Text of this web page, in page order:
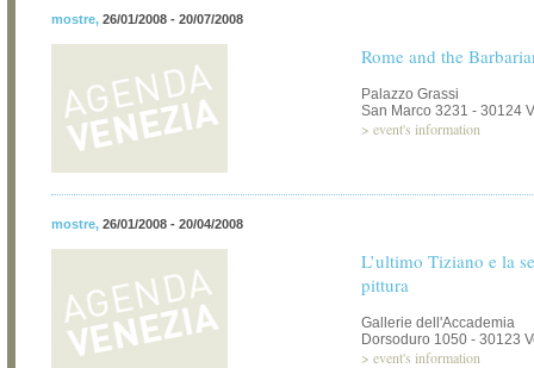
mostre, 26/01/2008 - 20/07/2008
Rome and the
Palazzo Grassi
San Marco 3231 - 30124
> event's information
mostre, 26/01/2008 - 20/04/2008
L’ultimo Tiziano e la
pittura
Gallerie dell'Accademia
Dorsoduro 1050 - 30123
> event's information